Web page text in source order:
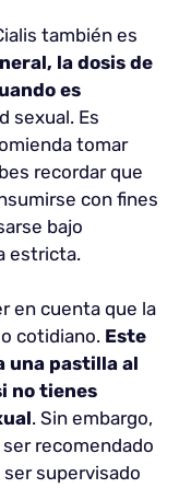
también es
la dosis de
es
sexual. Es
tomar
recordar que
con fines
bajo
estricta.
en cuenta que la
cotidiano. Este
una pastilla al
no tienes
. Sin embargo,
recomendado
supervisado